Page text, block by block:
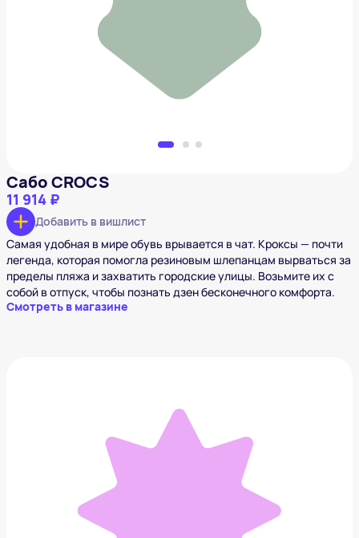
Сабо CROCS
11 914 ₽
Добавить в вишлист
Самая удобная в мире обувь врывается в чат. Кроксы — почти
легенда, которая помогла резиновым шлепанцам вырваться за
пределы пляжа и захватить городские улицы. Возьмите их с
собой в отпуск, чтобы познать дзен бесконечного комфорта.
Смотреть в магазине